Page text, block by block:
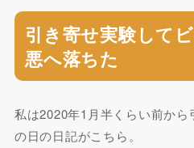
引き寄せ実験して
悪へ落ちた
私は2020年1月半くらい前か
の日の日記がこちら。